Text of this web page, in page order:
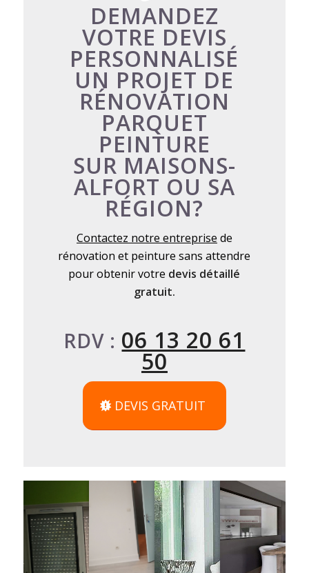
DEMANDEZ
VOTRE DEVIS
PERSONNALISÉ
UN PROJET DE
RÉNOVATION
PARQUET
PEINTURE
SUR MAISONS-
ALFORT OU SA
RÉGION?
Contactez notre entreprise de
rénovation et peinture sans attendre
pour obtenir votre devis détaillé
gratuit.
RDV : 06 13 20 61
50
DEVIS GRATUIT